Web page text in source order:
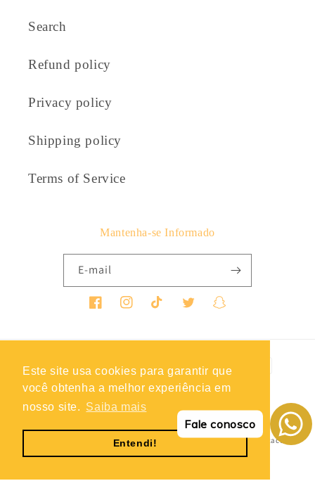
Este site usa cookies para garantir que
você obtenha a melhor experiência em
nosso site. Saiba mais
Entendi!
Search
Refund policy
Privacy policy
Shipping policy
Terms of Service
Mantenha-se Informado
E-mail
FacebookInstagramTikTokTwitterSnapchat
de
Política de reembolso Política de privacidade
Política de envio Informações de contacto
Fale conosco